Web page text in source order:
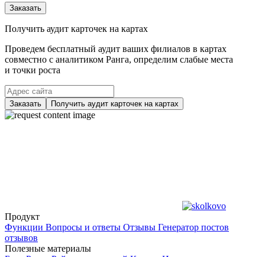
Заказать
Получить аудит карточек на картах
Проведем бесплатный аудит ваших филиалов в картах
совместно с аналитиком Ранга, определим слабые места
и точки роста
Заказать Получить аудит карточек на картах
Продукт
Функции Вопросы и ответы Отзывы Генератор постов
отзывов
Полезные материалы